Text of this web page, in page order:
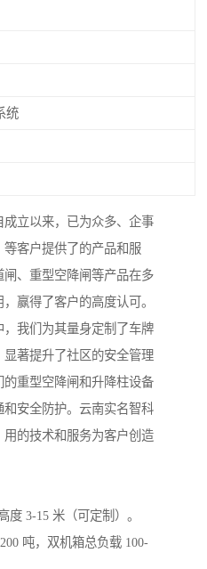
统
立以来，已为众多、企事
客户提供了的产品和服
、重型空降闸等产品在多
赢得了客户的高度认可。
我们为其量身定制了车牌
著提升了社区的安全管理
重型空降闸和升降柱设备
安全防护。云南实名智科
的技术和服务为客户创造
度 3-15 米（可定制）。
吨，双机箱总负载 100-